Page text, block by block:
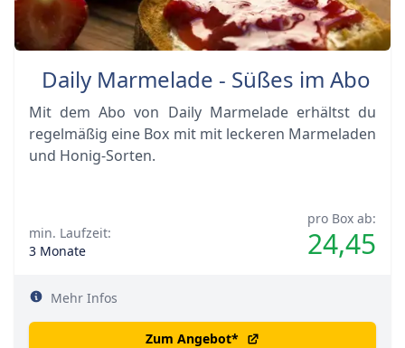
Daily Marmelade - Süßes im Abo
Mit dem Abo von Daily Marmelade erhältst du
regelmäßig eine Box mit mit leckeren Marmeladen
und Honig-Sorten.
pro Box ab:
24,45
min. Laufzeit:
3 Monate
Mehr Infos
Zum Angebot*